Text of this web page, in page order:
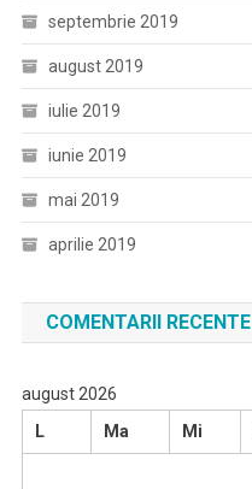
septembrie 2019
august 2019
iulie 2019
iunie 2019
mai 2019
aprilie 2019
COMENTARII RECENTE
august 2026
L
Ma Mi